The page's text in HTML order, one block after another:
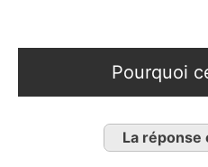
Pourquoi
La réponse